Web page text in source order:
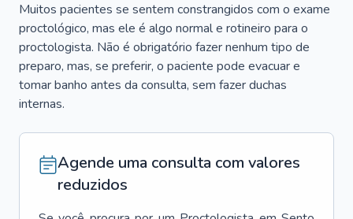
Muitos pacientes se sentem constrangidos com o exame
proctológico, mas ele é algo normal e rotineiro para o
proctologista. Não é obrigatório fazer nenhum tipo de
preparo, mas, se preferir, o paciente pode evacuar e
tomar banho antes da consulta, sem fazer duchas
internas.
Agende uma consulta com valores
reduzidos